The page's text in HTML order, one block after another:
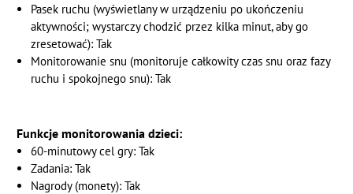
Pasek ruchu (wyświetlany w urządzeniu po ukończeniu
aktywności; wystarczy chodzić przez kilka minut, aby go
zresetować): Tak
Monitorowanie snu (monitoruje całkowity czas snu oraz fazy
ruchu i spokojnego snu): Tak
Funkcje monitorowania dzieci:
60-minutowy cel gry: Tak
Zadania: Tak
Nagrody (monety): Tak